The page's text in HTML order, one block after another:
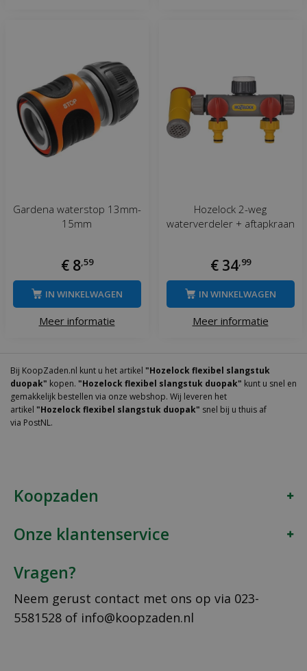
Gardena waterstop 13mm-
15mm
€ 8,59
Meer informatie
IN WINKELWAGEN
Hozelock 2-weg
waterverdeler + aftapkraan
€ 34,99
Meer informatie
IN WINKELWAGEN
Bij KoopZaden.nl kunt u het artikel "Hozelock flexibel slangstuk
duopak" kopen. "Hozelock flexibel slangstuk duopak" kunt u snel en
gemakkelijk bestellen via onze webshop. Wij leveren het
artikel "Hozelock flexibel slangstuk duopak" snel bij u thuis af
via PostNL.
Koopzaden
Onze klantenservice
Vragen?
Neem gerust contact met ons op via 023-
5581528 of info@koopzaden.nl